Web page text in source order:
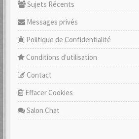
Sujets Récents
Messages privés
Politique de Confidentialité
Conditions d'utilisation
Contact
Effacer Cookies
Salon Chat